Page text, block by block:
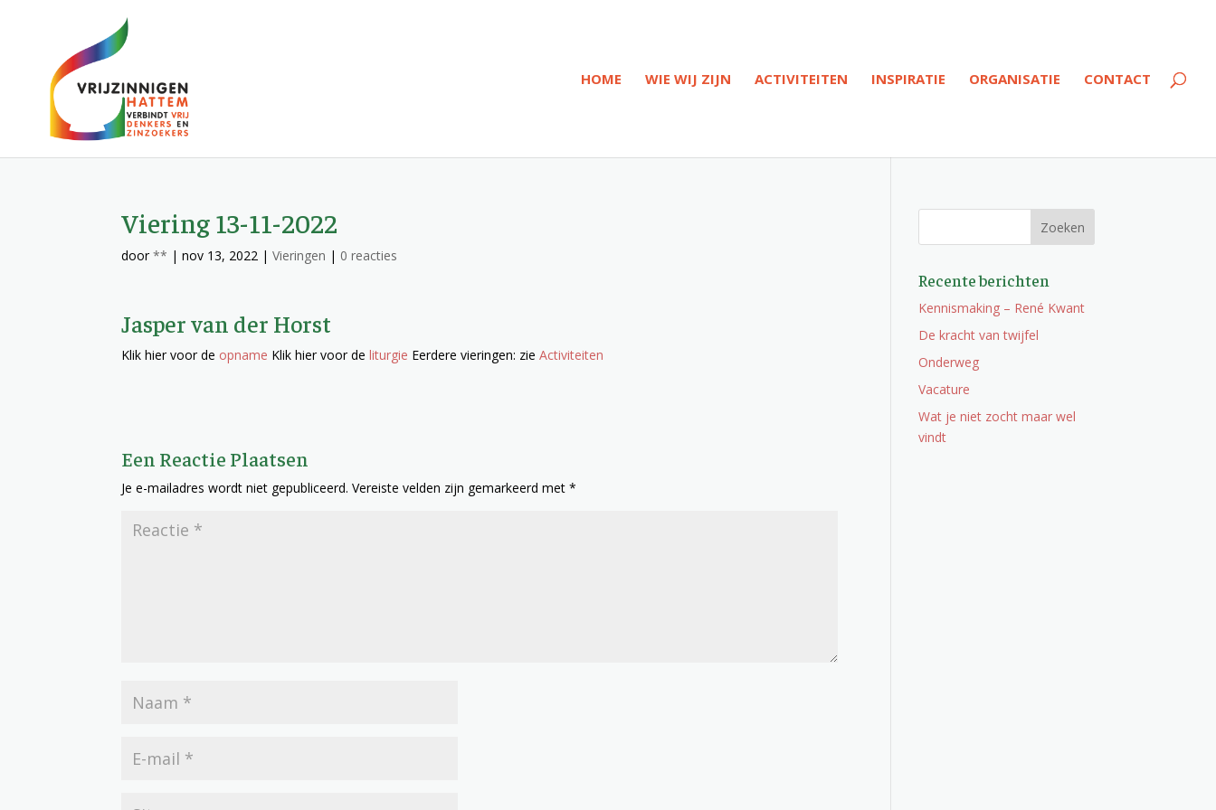
HOME WIE WIJ ZIJN ACTIVITEITEN INSPIRATIE ORGANISATIE CONTACT
Viering 13-11-2022
door** |nov 13, 2022 |Vieringen | 0 reacties
Jasper van der Horst
Klik hier voor de opname Klik hier voor deliturgie Eerdere vieringen: zieActiviteiten
Een Reactie Plaatsen
Je e-mailadres wordt niet gepubliceerd. Vereiste velden zijn gemarkeerd met*
Recente berichten
Kennismaking – René Kwant
De kracht van twijfel
Onderweg
Vacature
Wat je niet zocht maar wel
vindt